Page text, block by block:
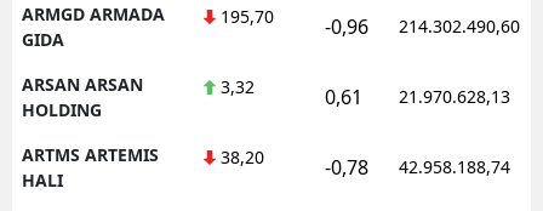
ARMGD ARMADA
GIDA
195,70 -0,96 214.302.490,60
ARSAN ARSAN
HOLDING
3,32 0,61 21.970.628,13
ARTMS ARTEMIS
HALI
38,20 -0,78 42.958.188,74